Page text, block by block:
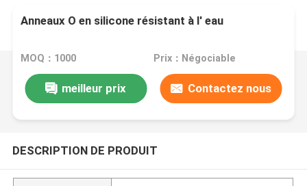
Anneaux O en silicone résistant à l' eau
MOQ：1000 Prix：Négociable
meilleur prix Contactez nous
DESCRIPTION DE PRODUIT